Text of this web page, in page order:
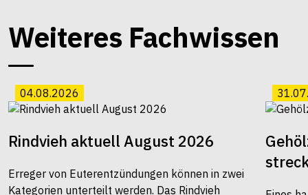
Weiteres Fachwissen
04.08.2026
Rindvieh aktuell August 2026
Erreger von Euterentzündungen können in zwei
Kategorien unterteilt werden. Das Rindvieh